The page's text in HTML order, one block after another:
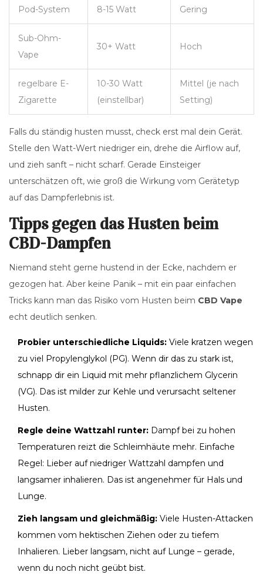
Pod-System 8-15 Watt Gering
Sub-Ohm-
Vape
30+ Watt Hoch
regelbare E-
Zigarette
10-30 Watt
(einstellbar)
Mittel (je nach
Setting)
Falls du ständig husten musst, check erst mal dein Gerät.
Stelle den Watt-Wert niedriger ein, drehe die Airflow auf,
und zieh sanft – nicht scharf. Gerade Einsteiger
unterschätzen oft, wie groß die Wirkung vom Gerätetyp
auf das Dampferlebnis ist.
Tipps gegen das Husten beim
CBD-Dampfen
Niemand steht gerne hustend in der Ecke, nachdem er
gezogen hat. Aber keine Panik – mit ein paar einfachen
Tricks kann man das Risiko vom Husten beim CBD Vape
echt deutlich senken.
Probier unterschiedliche Liquids: Viele kratzen wegen
zu viel Propylenglykol (PG). Wenn dir das zu stark ist,
schnapp dir ein Liquid mit mehr pflanzlichem Glycerin
(VG). Das ist milder zur Kehle und verursacht seltener
Husten.
Regle deine Wattzahl runter: Dampf bei zu hohen
Temperaturen reizt die Schleimhäute mehr. Einfache
Regel: Lieber auf niedriger Wattzahl dampfen und
langsamer inhalieren. Das ist angenehmer für Hals und
Lunge.
Zieh langsam und gleichmäßig: Viele Husten-Attacken
kommen vom hektischen Ziehen oder zu tiefem
Inhalieren. Lieber langsam, nicht auf Lunge – gerade,
wenn du noch nicht geübt bist.